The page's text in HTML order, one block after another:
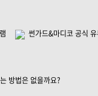
썬가드&마디코 공식
방법은 없을까요?